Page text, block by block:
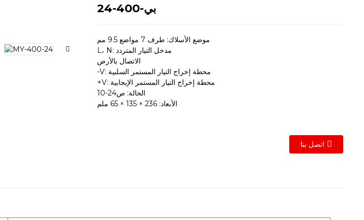
بي-400-24
موضع الأسلاك: طرف 7 مواضع 9.5 مم
L، N: مدخل التيار المتردد
الاتصال بالأرض
-V: محطة إخراج التيار المستمر السلبية
+V: محطة إخراج التيار المستمر الإيجابية
الحالة: ص24-10
الأبعاد: 236 × 135 × 65 ملم
اتصل بنا